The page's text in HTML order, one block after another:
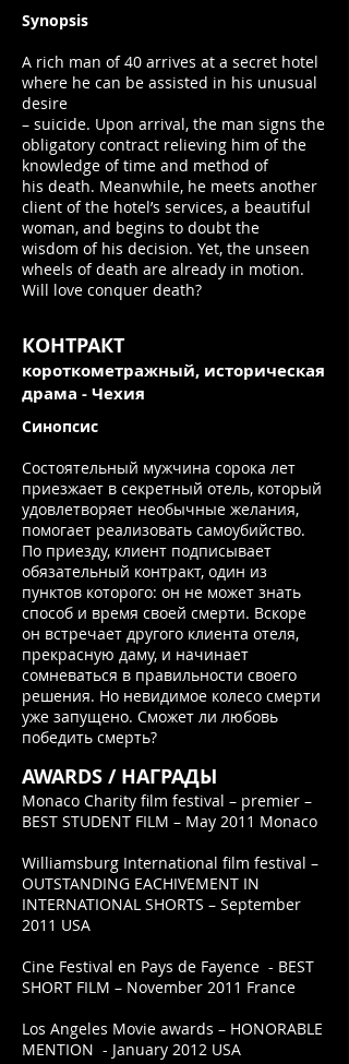
Synopsis
A rich man of 40 arrives at a secret hotel
where he can be assisted in his unusual
desire
– suicide. Upon arrival, the man signs the
obligatory contract relieving him of the
knowledge of time and method of
his death. Meanwhile, he meets another
client of the hotel’s services, a beautiful
woman, and begins to doubt the
wisdom of his decision. Yet, the unseen
wheels of death are already in motion.
Will love conquer death?
КОНТРАКТ
короткометражный, историческая
драма - Чехия
AWARDS / НАГРАДЫ
Синопсис
Состоятельный мужчина сорока лет
приезжает в секретный отель, который
удовлетворяет необычные желания,
помогает реализовать самоубийство.
По приезду, клиент подписывает
обязательный контракт, один из
пунктов которого: он не может знать
способ и время своей смерти. Вскоре
он встречает другого клиента отеля,
прекрасную даму, и начинает
сомневаться в правильности своего
решения. Но невидимое колесо смерти
уже запущено. Сможет ли любовь
победить смерть?
Monaco Charity film festival – premier –
BEST STUDENT FILM – May 2011 Monaco
Williamsburg International film festival –
OUTSTANDING EACHIVEMENT IN
INTERNATIONAL SHORTS – September
2011 USA
Cine Festival en Pays de Fayence - BEST
SHORT FILM – November 2011 France
Los Angeles Movie awards – HONORABLE
MENTION - January 2012 USA